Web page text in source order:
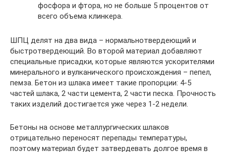
фосфора и фтора, но не больше 5 процентов от
всего объема клинкера.
ШПЦ делят на два вида – нормальнотвердеющий и
быстротвердеющий. Во второй материал добавляют
специальные присадки, которые являются ускорителями
минерального и вулканического происхождения – пепел,
пемза. Бетон из шлака имеет такие пропорции: 4-5
частей шлака, 2 части цемента, 2 части песка. Прочность
таких изделий достигается уже через 1-2 недели.
Бетоны на основе металлургических шлаков
отрицательно переносят перепады температуры,
поэтому материал будет затвердевать долгое время в